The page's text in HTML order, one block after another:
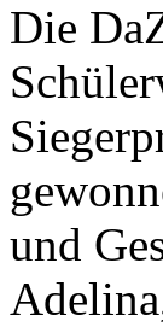
Die
und